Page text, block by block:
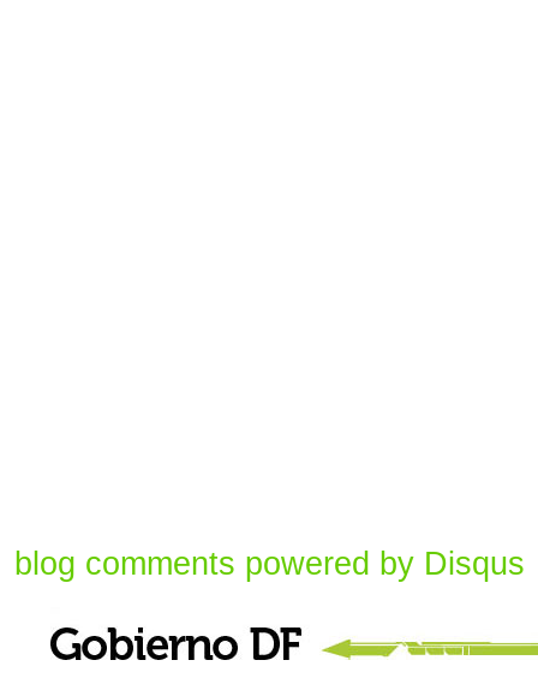
blog comments powered by Disqus